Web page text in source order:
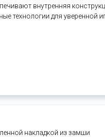
внутренняя
технологии для уверенной
накладкой из замши